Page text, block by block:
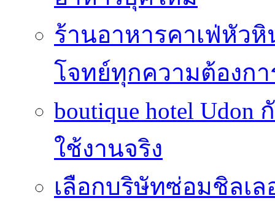
ร้านอาหารคาเฟ่หัว
โจทย์ทุกความต้องกา
boutique hotel
ใช้งานจริง
เลือกบริษัทซ่อมชิลเ